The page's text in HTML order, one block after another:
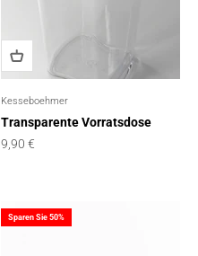
Kesseboehmer
Transparente Vorratsdose
Angebot
9,90 €
Sparen Sie 50%